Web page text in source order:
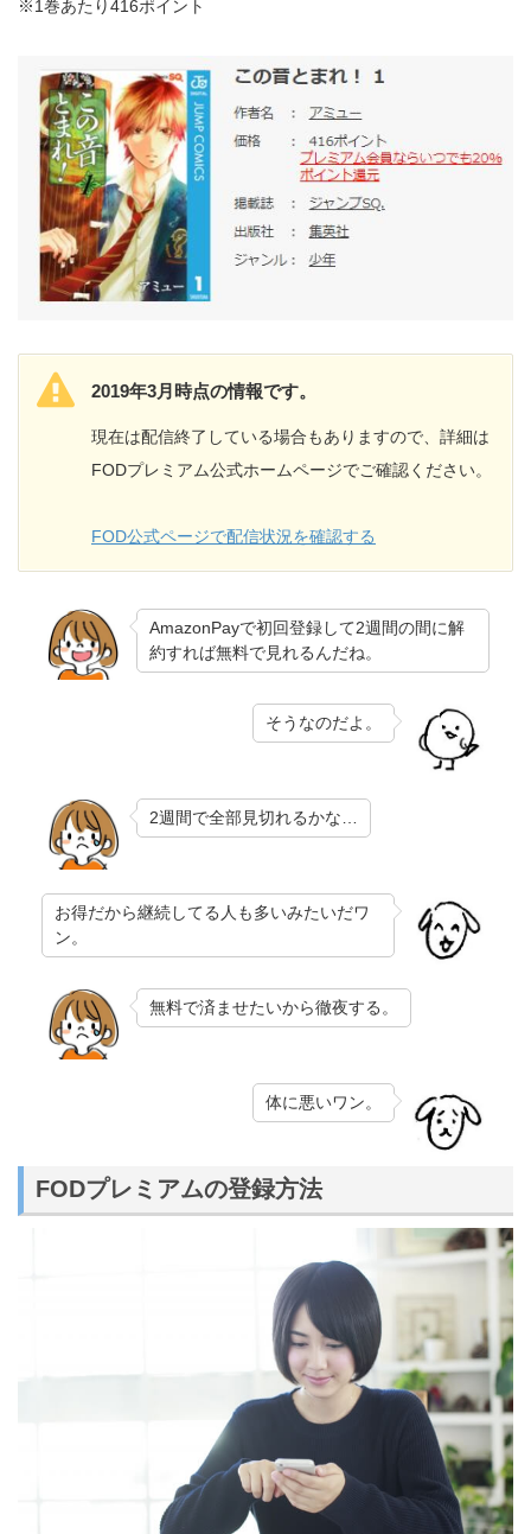
※1巻あたり416ポイント
2019年3月時点の情報です。
現在は配信終了している場合もありますので、詳細は
FODプレミアム公式ホームページでご確認ください。
FOD公式ページで配信状況を確認する
AmazonPayで初回登録して2週間の間に解
約すれば無料で見れるんだね。
そうなのだよ。
2週間で全部見切れるかな…
お得だから継続してる人も多いみたいだワ
ン。
無料で済ませたいから徹夜する。
体に悪いワン。
FODプレミアムの登録方法